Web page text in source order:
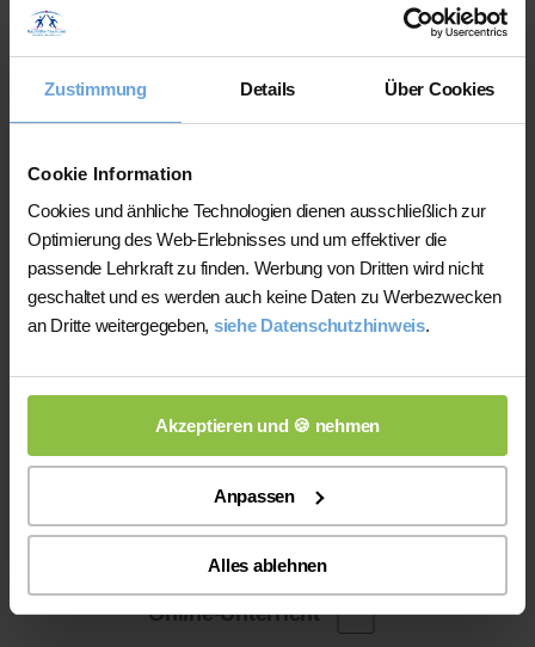
Zustimmung Details Über Cookies
Cookie Information
Cookies und änhliche Technologien dienen ausschließlich zur
Optimierung des Web-Erlebnisses und um effektiver die
passende Lehrkraft zu finden. Werbung von Dritten wird nicht
geschaltet und es werden auch keine Daten zu Werbezwecken
an Dritte weitergegeben, siehe Datenschutzhinweis.
Akzeptieren und 🍪 nehmen
Anpassen
Alles ablehnen
wir Ihnen aus mehr als 300
Lehrer/innen pro Fach und
Niveau die am besten
qualifizierten Lehrer/innen sofort
zur Verfügung stellen.
Jetzt verfügbare Lehrer/innen
für Online-Nachhilfe anzeigen
lassen.
Online-Unterricht